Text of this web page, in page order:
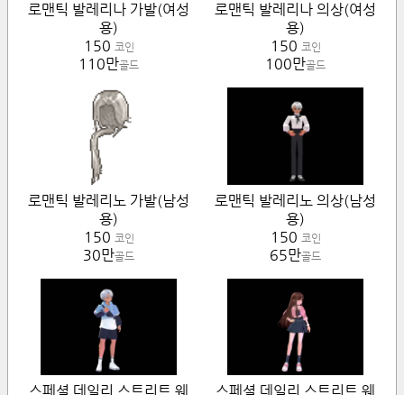
로맨틱 발레리나 가발(여성
용)
150 코인
110만골드
로맨틱 발레리나 의상(여성
용)
150 코인
100만골드
로맨틱 발레리노 가발(남성
용)
150 코인
30만골드
로맨틱 발레리노 의상(남성
용)
150 코인
65만골드
스페셜 데일리 스트리트 웨
스페셜 데일리 스트리트 웨